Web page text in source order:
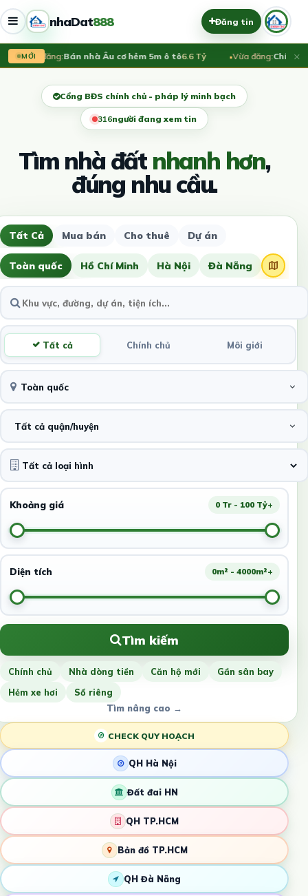
nhaDat888 Đăng tin
MỚI
Vừa đăng:Bán nhà Âu cơ hẻm 5m ô tô6.6 Tỷ Vừa đăng:Chính ×
Cổng BĐS chính chủ - pháp lý minh bạch
313người đang xem tin
Tìm nhà đấtnhanh hơn,
đúng nhu cầu.
Tất Cả Mua bán Cho thuê Dự án
Toàn quốc Hồ Chí Minh Hà Nội Đà Nẵng
Tất cả Chính chủ Môi giới
Toàn quốc
Tất cả quận/huyện
Khoảng giá 0 Tr - 100 Tỷ+
Diện tích 0m² - 4000m²+
Tìm kiếm
Chính chủ Nhà dòng tiền Căn hộ mới
Gần sân bay
Hẻm xe hơi
Sổ riêng
Tìm nâng cao →
CHECK QUY HOẠCH
QH Hà Nội
Đất đai HN
QH TP.HCM
Bản đồ TP.HCM
QH Đà Nẵng